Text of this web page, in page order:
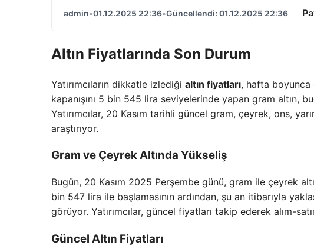
admin•01.12.2025 22:36•Güncellendi: 01.12.2025 22:36
Altın Fiyatlarında Son Durum
Yatırımcıların dikkatle izlediği altın fiyatları, hafta boyunca
kapanışını 5 bin 545 lira seviyelerinde yapan gram altın,
Yatırımcılar, 20 Kasım tarihli güncel gram, çeyrek, ons,
araştırıyor.
Gram ve Çeyrek Altında Yükseliş
Bugün, 20 Kasım 2025 Perşembe günü, gram ile çeyrek
bin 547 lira ile başlamasının ardından, şu an itibarıyla
görüyor. Yatırımcılar, güncel fiyatları takip ederek alım-
Güncel Altın Fiyatları